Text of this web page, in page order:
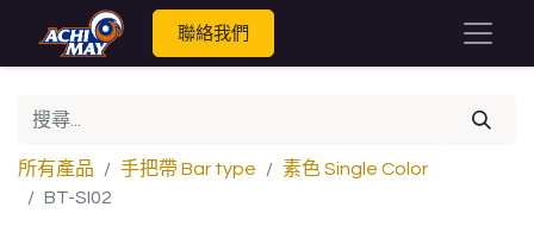
聯絡我們
所有產品 手把帶 Bar type
素色 Single Color
BT-SI02